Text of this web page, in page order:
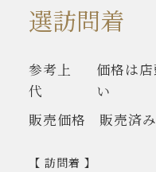
選訪問着
参考上
代
価格は
い
販売価格
販売済み
【 訪問着 】